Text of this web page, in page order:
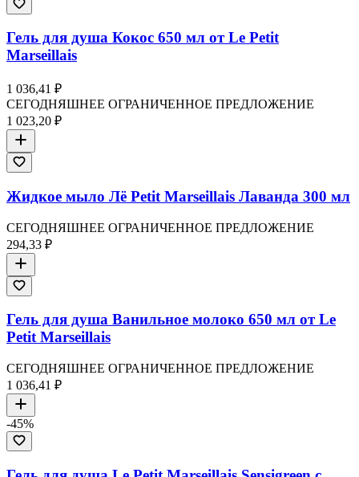
Гель для душа Кокос 650 мл от Le Petit
Marseillais
1 036,41 ₽
СЕГОДНЯШНЕЕ ОГРАНИЧЕННОЕ ПРЕДЛОЖЕНИЕ
1 023,20 ₽
Жидкое мыло Лё Petit Marseillais Лаванда 300 мл
СЕГОДНЯШНЕЕ ОГРАНИЧЕННОЕ ПРЕДЛОЖЕНИЕ
294,33 ₽
Гель для душа Ванильное молоко 650 мл от Le
Petit Marseillais
СЕГОДНЯШНЕЕ ОГРАНИЧЕННОЕ ПРЕДЛОЖЕНИЕ
1 036,41 ₽
-45%